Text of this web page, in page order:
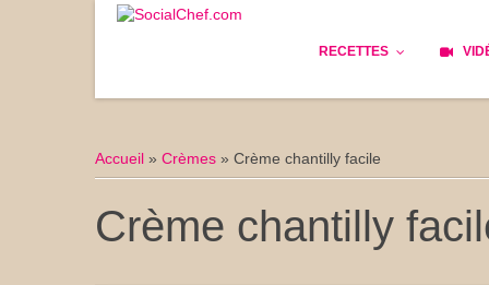
RECETTES
Le Pain
Accueil » Crèmes » Crème chantilly facile
Crème chantilly